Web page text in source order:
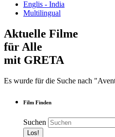
Englis - India
Multilingual
Aktuelle Filme
für Alle
mit GRETA
Es wurde für die Suche nach
Film Finden
Suchen